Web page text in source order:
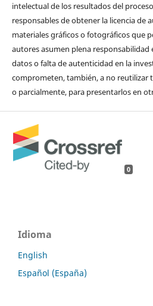
intelectual de los resultados del
responsables de obtener la licencia de
materiales gráficos o fotográficos que
autores asumen plena responsabilidad
datos o falta de autenticidad en la
comprometen, también, a no reutilizar
o parcialmente, para presentarlos en
0
Idioma
English
Español (España)